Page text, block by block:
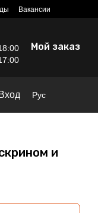
Вакансии
Мой заказ
Вход Рус
и